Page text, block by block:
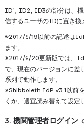
ID1, ID2, ID3の部分は、
信するユーザのIDに置き換
※2017/9/19以前の記述は
ます。
※2017/9/20更新版では、
で、現在のバージョンに差
系列で動作します。
※Shibboleth IdP v3.1以前
くか、適宜読み替えて設定
3. 機関管理者ログイン